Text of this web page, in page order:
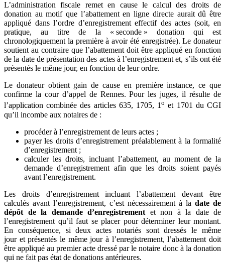
L’administration fiscale remet en cause le calcul des droits de
donation au motif que l’abattement en ligne directe aurait dû être
appliqué dans l’ordre d’enregistrement effectif des actes (soit, en
pratique, au titre de la « seconde » donation qui est
chronologiquement la première à avoir été enregistrée). Le donateur
soutient au contraire que l’abattement doit être appliqué en fonction
de la date de présentation des actes à l’enregistrement et, s’ils ont été
présentés le même jour, en fonction de leur ordre.
Le donateur obtient gain de cause en première instance, ce que
confirme la cour d’appel de Rennes. Pour les juges, il résulte de
l’application combinée des articles 635, 1705, 1o et 1701 du CGI
qu’il incombe aux notaires de :
procéder à l’enregistrement de leurs actes ;
payer les droits d’enregistrement préalablement à la formalité
d’enregistrement ;
calculer les droits, incluant l’abattement, au moment de la
demande d’enregistrement afin que les droits soient payés
avant l’enregistrement.
Les droits d’enregistrement incluant l’abattement devant être
calculés avant l’enregistrement, c’est nécessairement à la date de
dépôt de la demande d’enregistrement et non à la date de
l’enregistrement qu’il faut se placer pour déterminer leur montant.
En conséquence, si deux actes notariés sont dressés le même
jour et présentés le même jour à l’enregistrement, l’abattement doit
être appliqué au premier acte dressé par le notaire donc à la donation
qui ne fait pas état de donations antérieures.